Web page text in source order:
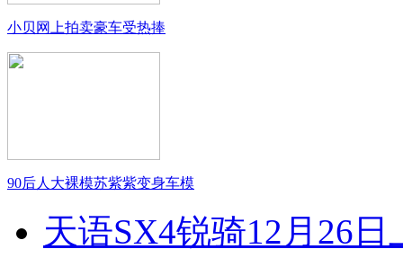
小贝网上拍卖豪车受热捧
90后人大裸模苏紫紫变身车模
天语SX4锐骑12月26